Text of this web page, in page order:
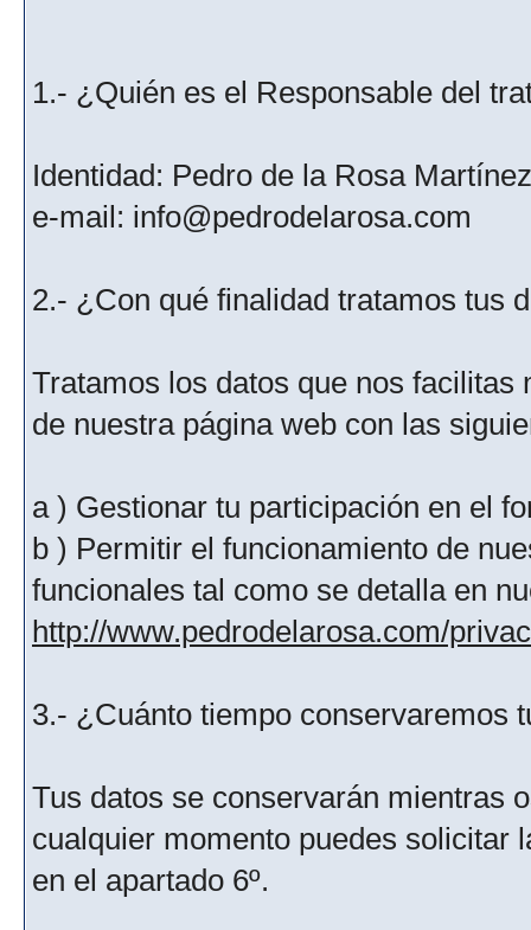
1.- ¿Quién es el Responsable del
Identidad: Pedro de la Rosa Martínez
e-mail: info@pedrodelarosa.com
2.- ¿Con qué finalidad tratamos tus
Tratamos los datos que nos
de nuestra página web con las
a ) Gestionar tu participación en el
b ) Permitir el funcionamiento de
funcionales tal como se detalla en
http://www.pedrodelarosa.com/
3.- ¿Cuánto tiempo conservaremos
Tus datos se conservarán mientras
cualquier momento puedes solicitar
en el apartado 6º.